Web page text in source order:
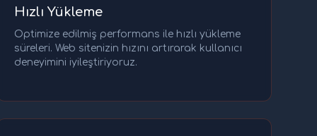
Hızlı Yükleme
Optimize edilmiş performans ile hızlı yükleme
süreleri. Web sitenizin hızını artırarak kullanıcı
deneyimini iyileştiriyoruz.